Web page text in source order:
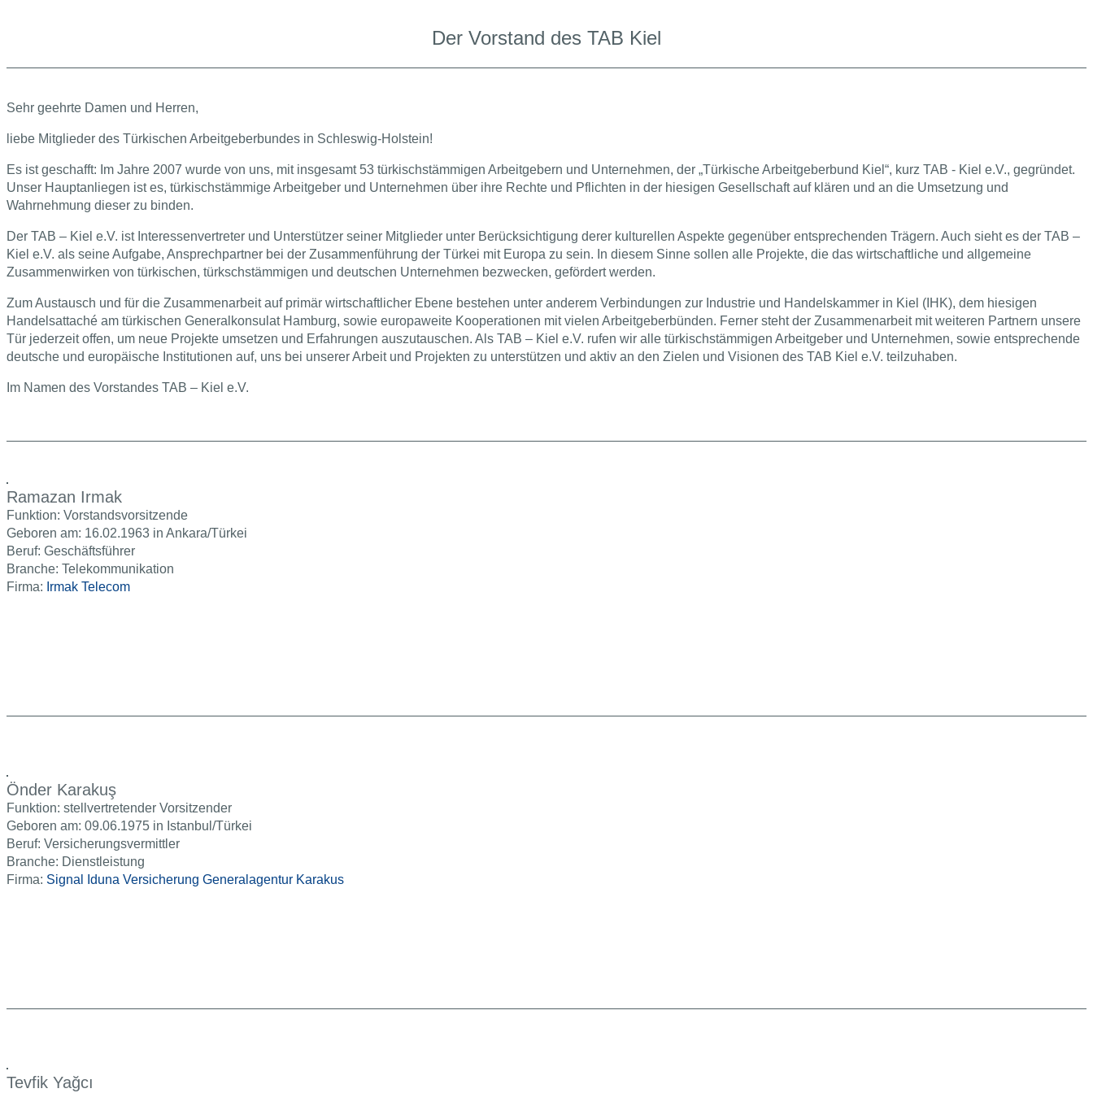
Der Vorstand des TAB Kiel
Sehr geehrte Damen und Herren,
liebe Mitglieder des Türkischen Arbeitgeberbundes in Schleswig-Holstein!
Es ist geschafft: Im Jahre 2007 wurde von uns, mit insgesamt 53 türkischstämmigen Arbeitgebern und Unternehmen, der „Türkische Arbeitgeberbund Kiel“, kurz TAB - Kiel e.V., gegründet.
Unser Hauptanliegen ist es, türkischstämmige Arbeitgeber und Unternehmen über ihre Rechte und Pflichten in der hiesigen Gesellschaft auf klären und an die Umsetzung und
Wahrnehmung dieser zu binden.
Der TAB – Kiel e.V. ist Interessenvertreter und Unterstützer seiner Mitglieder unter Berücksichtigung derer kulturellen Aspekte gegenüber entsprechenden Trägern. Auch sieht es der TAB –
Kiel e.V. als seine Aufgabe, Ansprechpartner bei der Zusammenführung der Türkei mit Europa zu sein. In diesem Sinne sollen alle Projekte, die das wirtschaftliche und allgemeine
Zusammenwirken von türkischen, türkschstämmigen und deutschen Unternehmen bezwecken, gefördert werden.
Zum Austausch und für die Zusammenarbeit auf primär wirtschaftlicher Ebene bestehen unter anderem Verbindungen zur Industrie und Handelskammer in Kiel (IHK), dem hiesigen
Handelsattaché am türkischen Generalkonsulat Hamburg, sowie europaweite Kooperationen mit vielen Arbeitgeberbünden. Ferner steht der Zusammenarbeit mit weiteren Partnern unsere
Tür jederzeit offen, um neue Projekte umsetzen und Erfahrungen auszutauschen. Als TAB – Kiel e.V. rufen wir alle türkischstämmigen Arbeitgeber und Unternehmen, sowie entsprechende
deutsche und europäische Institutionen auf, uns bei unserer Arbeit und Projekten zu unterstützen und aktiv an den Zielen und Visionen des TAB Kiel e.V. teilzuhaben.
Im Namen des Vorstandes TAB – Kiel e.V.
Ramazan Irmak
Funktion: Vorstandsvorsitzende
Geboren am: 16.02.1963 in Ankara/Türkei
Beruf: Geschäftsführer
Branche: Telekommunikation
Firma: Irmak Telecom
Önder Karakuş
Funktion: stellvertretender Vorsitzender
Geboren am: 09.06.1975 in Istanbul/Türkei
Beruf: Versicherungsvermittler
Branche: Dienstleistung
Firma: Signal Iduna Versicherung Generalagentur Karakus
Tevfik Yağcı